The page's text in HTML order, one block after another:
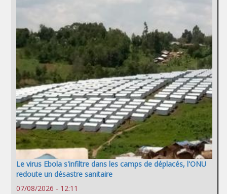
Le virus Ebola s'infiltre dans les camps de déplacés, l'ONU
redoute un désastre sanitaire
07/08/2026 - 12:11